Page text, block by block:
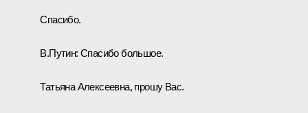
Спасибо.
В.Путин: Спасибо большое.
Татьяна Алексеевна, прошу Вас.